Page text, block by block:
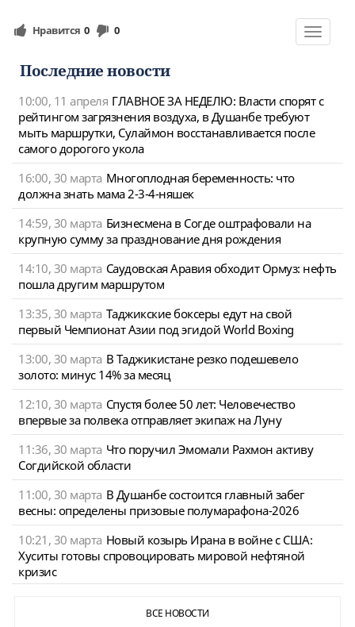
Toggle
Нравится 0 0
Последние новости
10:00, 11 апреля ГЛАВНОЕ ЗА НЕДЕЛЮ: Власти спорят с
рейтингом загрязнения воздуха, в Душанбе требуют
мыть маршрутки, Сулаймон восстанавливается после
самого дорогого укола
16:00, 30 марта Многоплодная беременность: что
должна знать мама 2-3-4-няшек
14:59, 30 марта Бизнесмена в Согде оштрафовали на
крупную сумму за празднование дня рождения
14:10, 30 марта Саудовская Аравия обходит Ормуз: нефть
пошла другим маршрутом
13:35, 30 марта Таджикские боксеры едут на свой
первый Чемпионат Азии под эгидой World Boxing
13:00, 30 марта В Таджикистане резко подешевело
золото: минус 14% за месяц
12:10, 30 марта Спустя более 50 лет: Человечество
впервые за полвека отправляет экипаж на Луну
11:36, 30 марта Что поручил Эмомали Рахмон активу
Согдийской области
11:00, 30 марта В Душанбе состоится главный забег
весны: определены призовые полумарафона-2026
10:21, 30 марта Новый козырь Ирана в войне с США:
Хуситы готовы спровоцировать мировой нефтяной
кризис
ВСЕ НОВОСТИ